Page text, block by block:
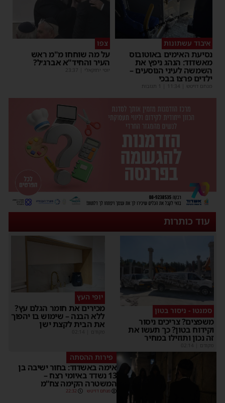
איבוד עשתונות
נסיעת האימים באוטובוס
מאשדוד: הנהג ניפץ את
השמשה לעיני הנוסעים –
ילדים פרצו בבכי
מנחם דויטש |
11:34 | 1 תגובות
על מה שוחחו מ"מ ראש
העיר והחיד"א אברג׳ל?
יוסי יחזקאלי |
23:37
עוד כותרות
סמנטו - ניסור בטון
משפצים? צריכים ניסור
וקידוח בטון? כך תעשו את
זה נכון ותוזילו במחיר
יופי העץ
מכירים את חומר הגלם עץ?
ללא הבנה – שימוש בו יהפוך
את הבית לקצת ישן
פירות ההסתה
אימה באשדוד: בחור ישיבה בן
13 נשדד באיומי רצח –
המשטרה הקימה צח”מ
מנחם דויטש 22:32